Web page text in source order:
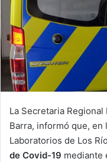
La Secretaria
Barra, informó que, en
Laboratorios de Los
de Covid-19 mediante